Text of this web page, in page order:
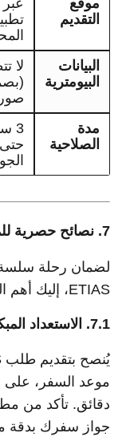
موقع
التقديم
عبر
البيانات
البيومترية
لا
مدة
الصلاحية
3
حتى
7. نصائح حصرية للمسافر العربي في ظل نظام ETIAS
لضمان رحلة سلسة
ETIAS، إليك أهم النصائح الموجهة للباحث العربي:
7.1. الاستعداد المبكر والتحقق الدقيق
موعد السفر، على
دقائق. تأكد من
جواز سفرك بدقة